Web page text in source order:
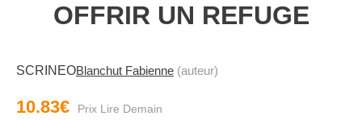
OFFRIR UN REFUGE
SCRINEOBlanchut Fabienne (auteur)
10.83€